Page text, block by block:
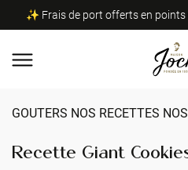
✨ Frais de port offerts en
GOUTERS NOS RECETTES
Recette Giant